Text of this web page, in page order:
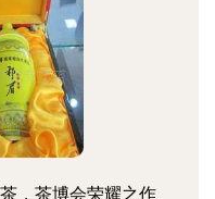
，茶博会荣耀之作